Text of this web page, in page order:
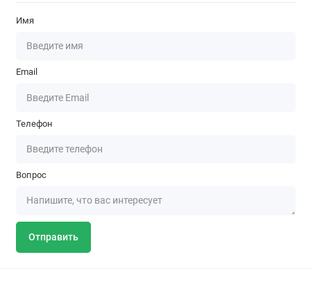
Имя
Email
Телефон
Вопрос
Отправить